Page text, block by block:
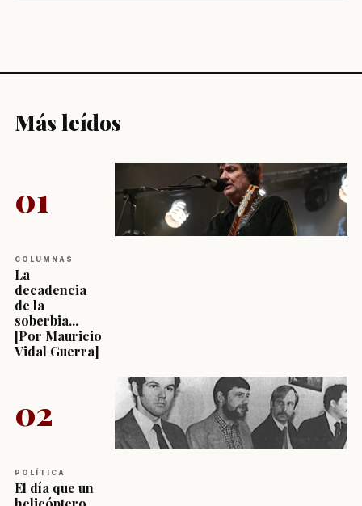
Más leídos
01
COLUMNAS
La
decadencia
de la
soberbia...
[Por Mauricio
Vidal Guerra]
02
POLÍTICA
El día que un